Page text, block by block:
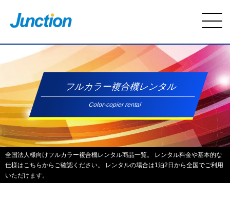
フルカラー複合機レンタル
Color-copier rental
全国法人様向けフルカラー複合機レンタル商品一覧。 レンタル料金や基本的な
仕様はこちらからご確認ください。 レンタルの場合は1泊2日から全国でご利用
いただけます。